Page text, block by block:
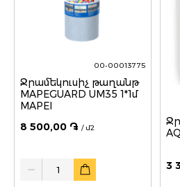
00-00013775
Ջրամեկուսիչ թաղանթ
MAPEGUARD UM35 1*1մ
MAPEI
8 500,00 ֏ / մ2
Quantity 3